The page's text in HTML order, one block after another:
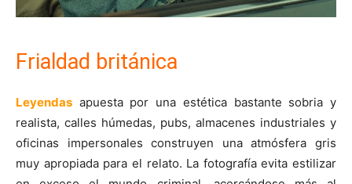
Frialdad británica
Leyendas apuesta por una estética bastante sobria y
realista, calles húmedas, pubs, almacenes industriales y
oficinas impersonales construyen una atmósfera gris
muy apropiada para el relato. La fotografía evita estilizar